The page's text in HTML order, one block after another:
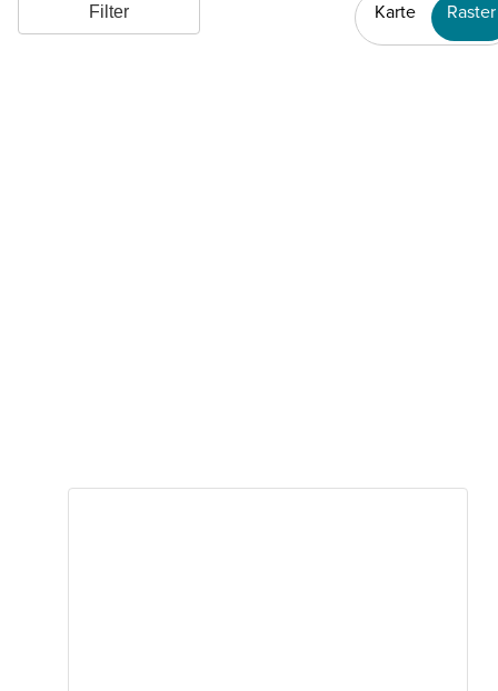
Filter Karte Raster